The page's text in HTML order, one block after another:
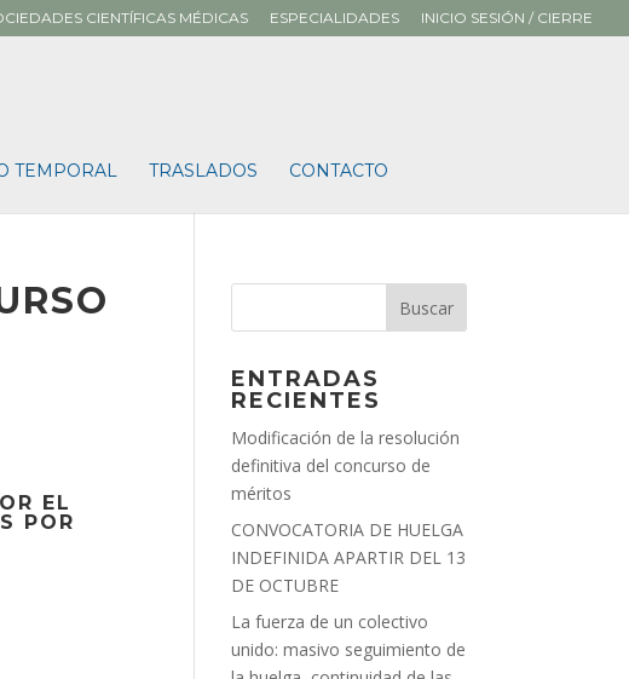
CIENTÍFICAS MÉDICAS ESPECIALIDADES INICIO SESIÓN / CIERRE
TEMPORAL TRASLADOS CONTACTO
EL
POR
ENTRADAS
RECIENTES
Modificación de la resolución
definitiva del concurso de
méritos
CONVOCATORIA DE HUELGA
INDEFINIDA APARTIR DEL 13
DE OCTUBRE
La fuerza de un colectivo
unido: masivo seguimiento de